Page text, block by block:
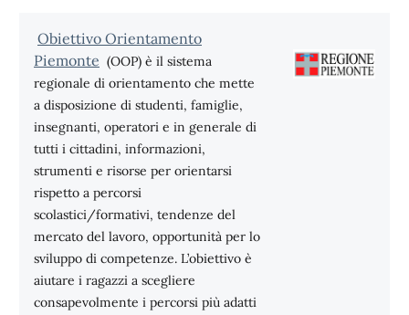
Obiettivo Orientamento
Piemonte (OOP) è il sistema
regionale di orientamento che mette
a disposizione di studenti, famiglie,
insegnanti, operatori e in generale di
tutti i cittadini, informazioni,
strumenti e risorse per orientarsi
rispetto a percorsi
scolastici/formativi, tendenze del
mercato del lavoro, opportunità per lo
sviluppo di competenze. L’obiettivo è
aiutare i ragazzi a scegliere
consapevolmente i percorsi più adatti